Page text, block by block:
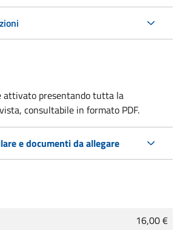
attivato presentando tutta la
consultabile in formato PDF.
e documenti da allegare
16,00 €